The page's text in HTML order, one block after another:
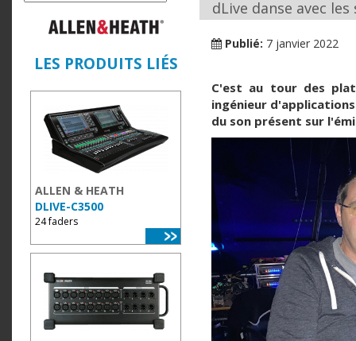
LES PRODUITS LIÉS
ALLEN & HEATH
DLIVE-C3500
24 faders
dLive danse avec les
Publié: 7 janvier 2022
C'est au tour des
ingénieur
du son présent sur